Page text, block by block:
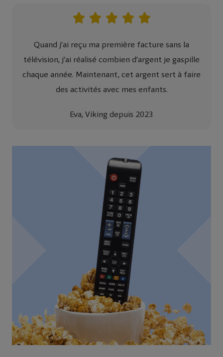
Quand j’ai reçu ma première facture sans la
télévision, j’ai réalisé combien d’argent je gaspille
chaque année. Maintenant, cet argent sert à faire
des activités avec mes enfants.
Eva, Viking depuis 2023